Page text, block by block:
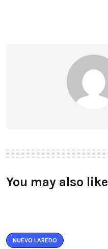
You may also like
NUEVO LAREDO